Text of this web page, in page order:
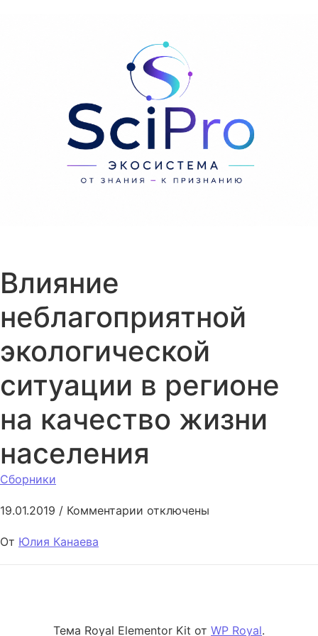
Влияние
неблагоприятной
экологической
ситуации в регионе
на качество жизни
населения
Сборники
19.01.2019 / Комментарии к записи Влияние
отключены
От Юлия Канаева
Тема Royal Elementor Kit от WP Royal.